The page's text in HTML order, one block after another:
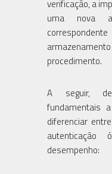
verificação, a
uma nova
procedimento.
A seguir,
fundamentais
diferenciar
desempenho: